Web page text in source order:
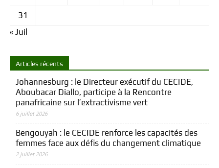
31
« Juil
Articles récents
Johannesburg : le Directeur exécutif du CECIDE,
Aboubacar Diallo, participe à la Rencontre
panafricaine sur l’extractivisme vert
6 juillet 2026
Bengouyah : le CECIDE renforce les capacités des
femmes face aux défis du changement climatique
2 juillet 2026